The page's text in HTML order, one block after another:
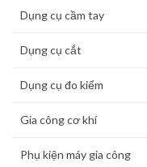
Dụng cụ cầm tay
Dụng cụ cắt
Dụng cụ đo kiểm
Gia công cơ khí
Phụ kiện máy gia công